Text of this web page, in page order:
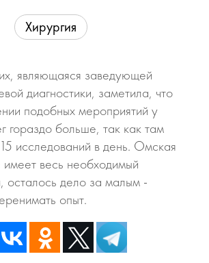
Хирургия
являющаяся заведующей
диагностики, заметила, что
подобных мероприятий у
гораздо больше, так как там
исследований в день. Омская
имеет весь необходимый
осталось дело за малым -
опыт.